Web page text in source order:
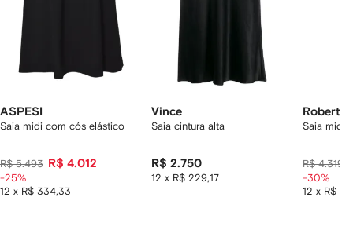
ASPESI
Saia midi com cós elástico
R$ 5.493 R$ 4.012
12 x R$ 334,33
-25%
Vince
Saia cintura alta
R$ 2.750
12 x R$ 229,17
Roberto
Saia midi
R$ 4.319
12 x R$
-30%